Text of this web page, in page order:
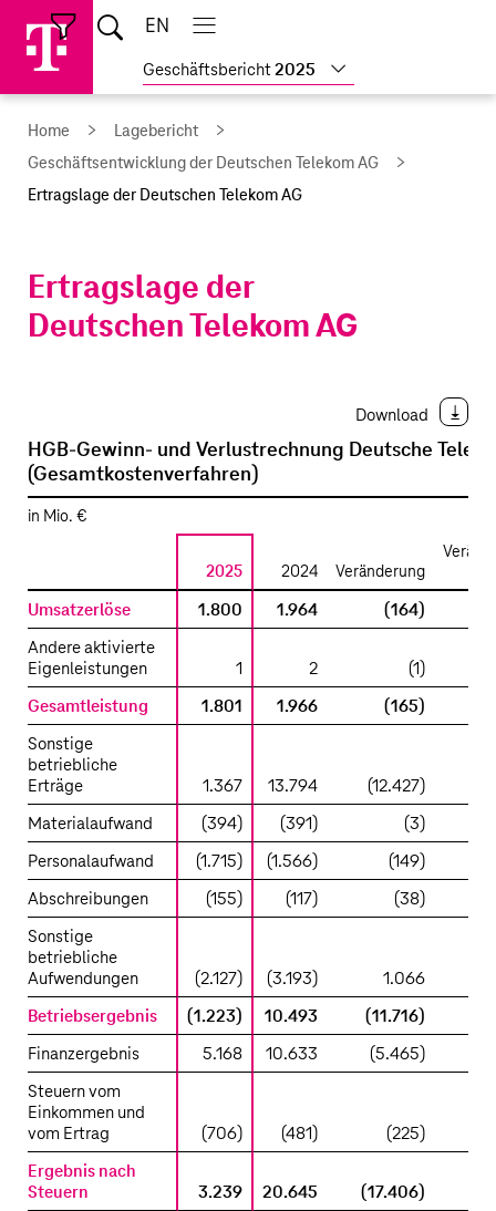
Sprungmarken
Springe
direkt
Springe
direkt
zum
Geschäftsbericht 2025
Weitere
Geschäftsberichte
Home
Schließen
SucheEN
Hauptnavigation
öffnen
Hauptnavigation
schließen
Home
Lagebericht
Geschäftsentwicklung der Deutschen Telekom AG
Ertragslage der Deutschen Telekom AG
Ertragslage der
Deutschen Telekom AG
Download
HGB-Gewinn- und Verlustrechnung Deutsche
(Gesamtkostenverfahren)
in Mio. €
2025 2024 Veränderung
Umsatzerlöse 1.800 1.964 (164)
Andere aktivierte
Eigenleistungen
1 2 (1)
Gesamtleistung
1.801 1.966 (165)
Sonstige
betriebliche
Erträge
1.367 13.794 (12.427)
Materialaufwand
(394) (391)
(3)
Personalaufwand
(1.715) (1.566)
(149)
Abschreibungen
(155) (117) (38)
Sonstige
betriebliche
Aufwendungen
(2.127) (3.193)
1.066
Betriebsergebnis
(1.223) 10.493
(11.716)
Finanzergebnis
5.168 10.633 (5.465)
Steuern vom
Einkommen und
vom Ertrag
(706) (481) (225)
Ergebnis nach
Steuern
3.239 20.645 (17.406)